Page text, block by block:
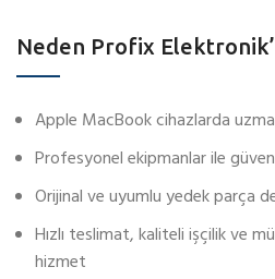
Neden Profix
Apple MacBook cihazlarda
Profesyonel ekipmanlar ile
Orijinal ve uyumlu yedek parça
Hızlı teslimat, kaliteli işçilik ve
hizmet